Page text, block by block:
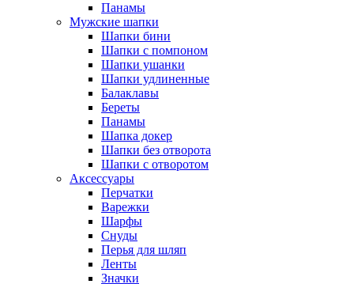
Панамы
Мужские шапки
Шапки бини
Шапки с помпоном
Шапки ушанки
Шапки удлиненные
Балаклавы
Береты
Панамы
Шапка докер
Шапки без отворота
Шапки с отворотом
Аксессуары
Перчатки
Варежки
Шарфы
Снуды
Перья для шляп
Ленты
Значки